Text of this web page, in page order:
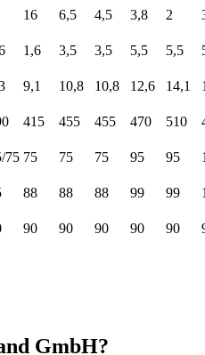
16 6,5 4,5 3,8 2
1,6 3,5 3,5 5,5 5,5
9,1 10,8 10,8 12,6 14,1
415 455 455 470 510
75 75 75 75 95 95
88 88 88 99 99
90 90 90 90 90
GmbH?